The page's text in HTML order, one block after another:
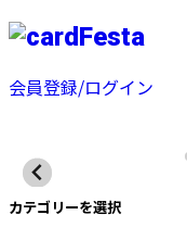
会員登録/ログイン
カテゴリーを選択